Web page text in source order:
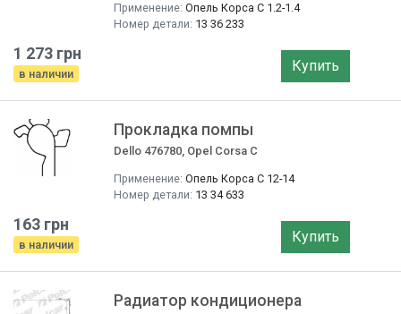
Применение: Опель Корса C 1.2-1.4
Номер детали: 13 36 233
1 273 грн
в наличии Купить
Прокладка помпы
Dello 476780, Opel Corsa C
Применение: Опель Корса C 12-14
Номер детали: 13 34 633
163 грн
в наличии Купить
Радиатор кондиционера